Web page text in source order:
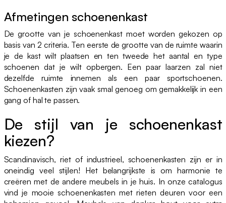
Afmetingen schoenenkast
De grootte van je schoenenkast moet worden gekozen op
basis van 2 criteria. Ten eerste de grootte van de ruimte waarin
je de kast wilt plaatsen en ten tweede het aantal en type
schoenen dat je wilt opbergen. Een paar laarzen zal niet
dezelfde ruimte innemen als een paar sportschoenen.
Schoenenkasten zijn vaak smal genoeg om gemakkelijk in een
gang of hal te passen.
De stijl van je schoenenkast
kiezen?
Scandinavisch, riet of industrieel, schoenenkasten zijn er in
oneindig veel stijlen! Het belangrijkste is om harmonie te
creëren met de andere meubels in je huis. In onze catalogus
vind je mooie schoenenkasten met rieten deuren voor een